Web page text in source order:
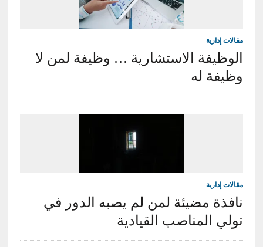
مقالات إدارية
الوظيفة الاستشارية … وظيفة لمن لا
وظيفة له
مقالات إدارية
نافذة مضيئة لمن لم يصبه الدور في
تولي المناصب القيادية